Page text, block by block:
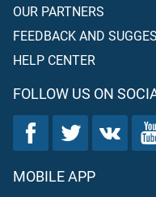
OUR PARTNERS
FEEDBACK AND
HELP CENTER
FOLLOW US ON
MOBILE APP